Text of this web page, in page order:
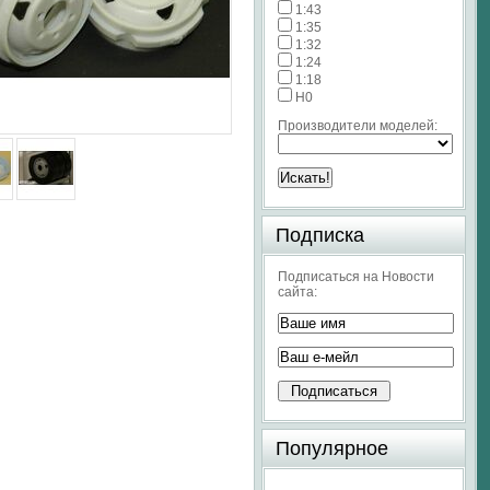
1:43
1:35
1:32
1:24
1:18
H0
Производители моделей:
Подписка
Подписаться на Новости
сайта:
Популярное